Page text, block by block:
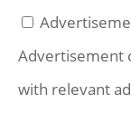
Advertisement
with relevant